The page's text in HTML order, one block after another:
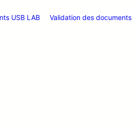
USB LAB Validation des documents